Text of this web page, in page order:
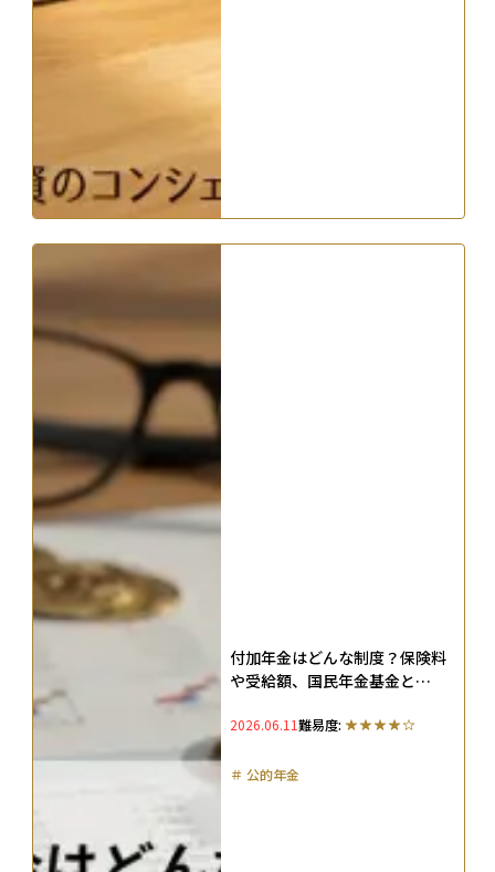
付加年金はどんな制度？保険料
や受給額、国民年金基金と
2026.06.11難易度:
＃ 公的年金